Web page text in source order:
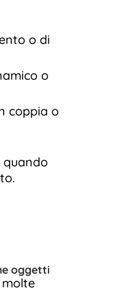
o di
o
coppia o
quando
oggetti
molte